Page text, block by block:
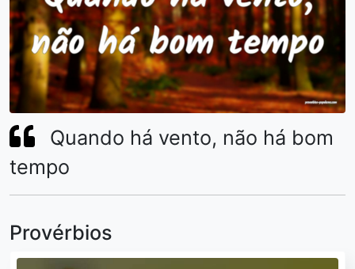
Quando há vento, não há bom
tempo
Provérbios